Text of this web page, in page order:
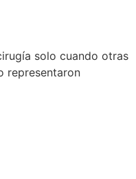
solo cuando otras
representaron